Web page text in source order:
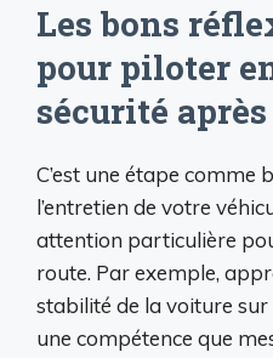
Les bons
pour piloter
sécurité
C’est une étape comme
l’entretien de votre
attention particulière
route. Par exemple,
stabilité de la voiture
une compétence que